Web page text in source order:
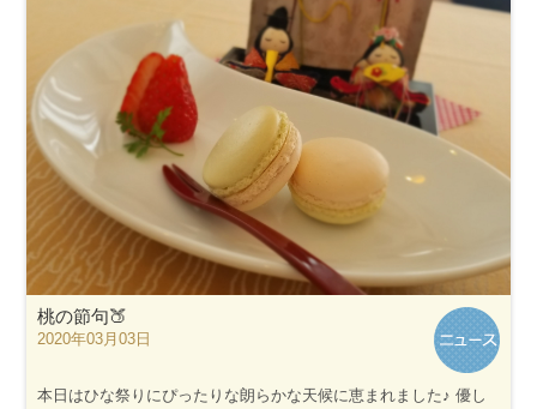
桃の節句🍑
2020年03月03日
本日はひな祭りにぴったりな朗らかな天候に恵まれました♪ 優し